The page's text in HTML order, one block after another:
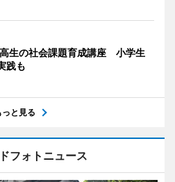
生の社会課題育成講座 小学生
践も
っと見る
フォトニュース